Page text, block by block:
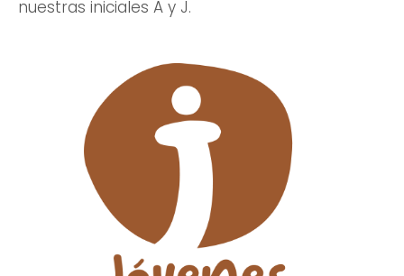
nuestras iniciales A y J.